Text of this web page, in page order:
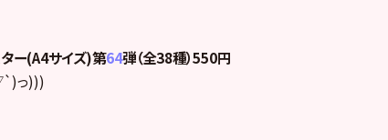
ー(A4サイズ)第64弾（全38種）550円
っ)))